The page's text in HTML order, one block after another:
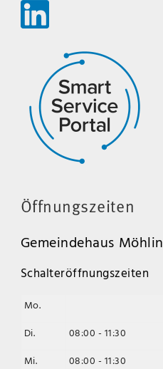
Öffnungszeiten
Gemeindehaus Möhlin
Schalteröffnungszeiten
Mo.
Di.
08:00 - 11:30
Mi.
08:00 - 11:30